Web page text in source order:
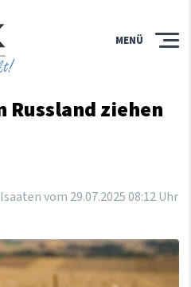
MENÜ
Russland ziehen
vom 29.07.202508:12Uhr